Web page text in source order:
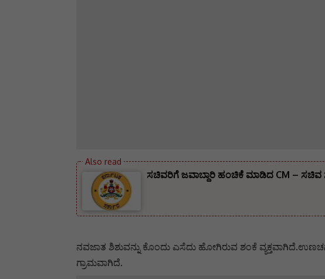
ಸಚಿವರಿಗೆ ಜವಾಬ್ದಾರಿ ಹಂಚಿಕೆ ಮಾಡಿದ CM – ಸಚಿವ
ನವಜಾತ ಶಿಶುವನ್ನು ಕೊಂದು ಎಸೆದು ಹೋಗಿರುವ ಶಂಕೆ
ಗ್ರಾಮವಾಗಿದೆ‌‌.